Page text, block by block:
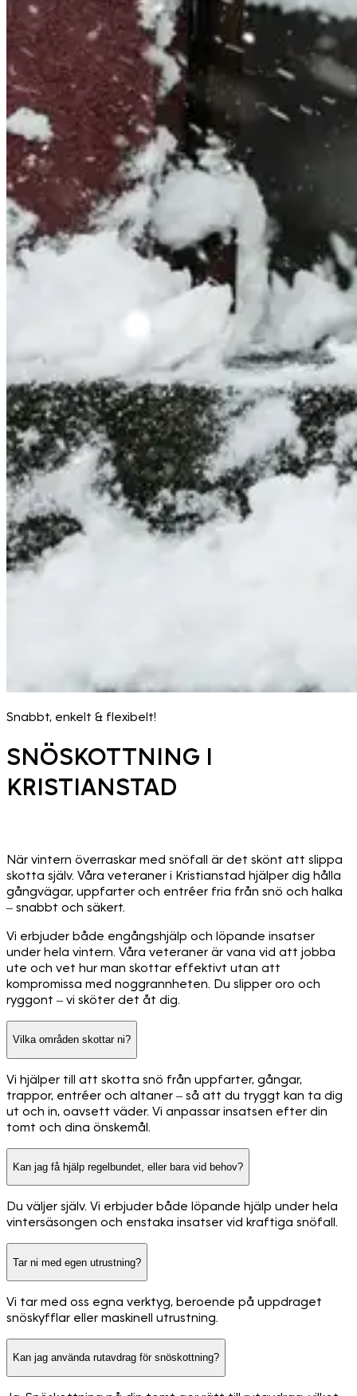
Snabbt, enkelt & flexibelt!
SNÖSKOTTNING I
KRISTIANSTAD
När vintern överraskar med snöfall är det skönt att slippa
skotta själv. Våra veteraner i Kristianstad hjälper dig hålla
gångvägar, uppfarter och entréer fria från snö och halka
– snabbt och säkert.
Vi erbjuder både engångshjälp och löpande insatser
under hela vintern. Våra veteraner är vana vid att jobba
ute och vet hur man skottar effektivt utan att
kompromissa med noggrannheten. Du slipper oro och
ryggont – vi sköter det åt dig.
Vilka områden skottar ni?
Vi hjälper till att skotta snö från uppfarter, gångar,
trappor, entréer och altaner – så att du tryggt kan ta dig
ut och in, oavsett väder. Vi anpassar insatsen efter din
tomt och dina önskemål.
Kan jag få hjälp regelbundet, eller bara vid behov?
Du väljer själv. Vi erbjuder både löpande hjälp under hela
vintersäsongen och enstaka insatser vid kraftiga snöfall.
Tar ni med egen utrustning?
Vi tar med oss egna verktyg, beroende på uppdraget
snöskyfflar eller maskinell utrustning.
Kan jag använda rutavdrag för snöskottning?